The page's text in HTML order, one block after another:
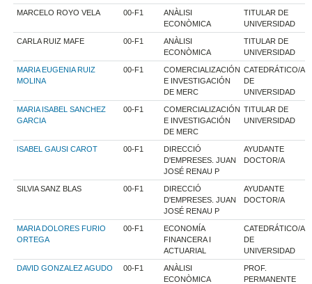
MARCELO ROYO VELA 00-F1
ANÀLISI
ECONÒMICA
TITULAR DE
UNIVERSIDAD
CARLA RUIZ MAFE 00-F1
ANÀLISI
ECONÒMICA
TITULAR DE
UNIVERSIDAD
MARIA EUGENIA RUIZ
MOLINA
00-F1
COMERCIALIZACIÓN
E INVESTIGACIÓN
DE MERC
CATEDRÁTICO/A
DE
UNIVERSIDAD
MARIA ISABEL SANCHEZ
GARCIA
00-F1
COMERCIALIZACIÓN
E INVESTIGACIÓN
DE MERC
TITULAR DE
UNIVERSIDAD
ISABEL GAUSI CAROT 00-F1
DIRECCIÓ
D'EMPRESES. JUAN
JOSÉ RENAU P
AYUDANTE
DOCTOR/A
SILVIA SANZ BLAS 00-F1
DIRECCIÓ
D'EMPRESES. JUAN
JOSÉ RENAU P
AYUDANTE
DOCTOR/A
MARIA DOLORES FURIO
ORTEGA
00-F1
ECONOMÍA
FINANCERA I
ACTUARIAL
CATEDRÁTICO/A
DE
UNIVERSIDAD
DAVID GONZALEZ AGUDO 00-F1
ANÀLISI
ECONÒMICA
PROF.
PERMANENTE